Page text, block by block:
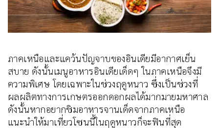
ภาคเหนือและแคว้นปัญจาบของอินเดียมีอากาศเย็น
สบาย ดังนั้นเมนูอาหารอินเดียเด็ดๆ ในภาคเหนือจึงมี
ความพิเศษ โดยเฉพาะในช่วงฤดูหนาว ซึ่งเป็นช่วงที่
ผลผลิตทางการเกษตรออกดอกผลได้มากมายมหาศาล
ดังนั้นหากอยากชิมอาหารจานเด็ดจากภาคเหนือ
แนะนำให้มาเที่ยวโซนนี้ในฤดูหนาวก็จะฟินที่สุด